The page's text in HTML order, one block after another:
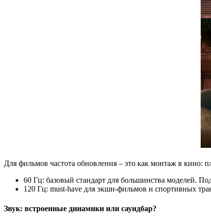
Для фильмов частота обновления – это как монтаж в кино:
60 Гц: базовый стандарт для большинства моделей.
120 Гц: must-have для экшн-фильмов и спортивных
Звук: встроенные динамики или саундбар?